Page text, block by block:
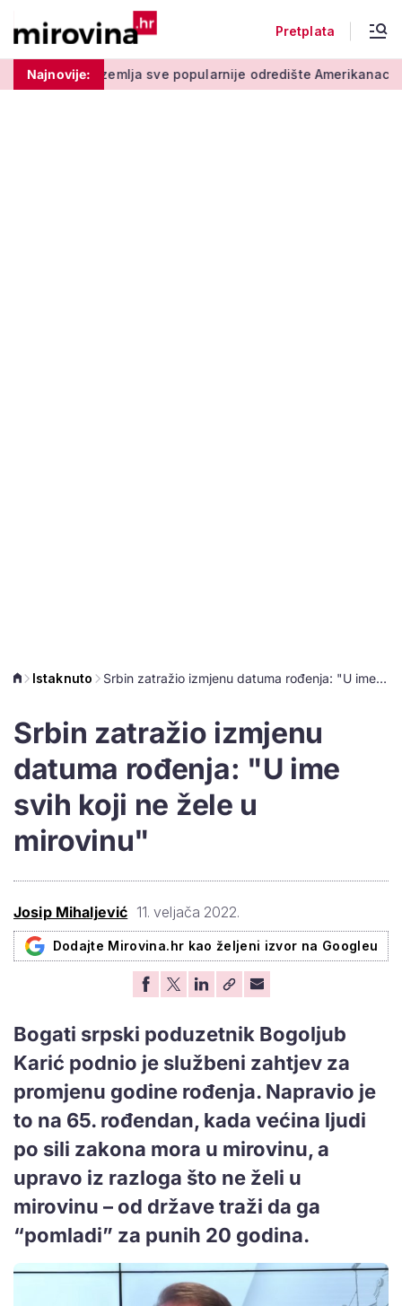
Pretplata
Najnovije:
sve popularnije odredište Amerikanaca u mirovini:
Istaknuto Srbin zatražio izmjenu datuma rođenja: "U ime svih koji ne žele u mirovinu"
Srbin zatražio izmjenu
datuma rođenja: "U ime
svih koji ne žele u
mirovinu"
Josip Mihaljević 11. veljača 2022.
Dodajte Mirovina.hr kao željeni izvor na Googleu
Bogati srpski poduzetnik Bogoljub
Karić podnio je službeni zahtjev za
promjenu godine rođenja. Napravio je
to na 65. rođendan, kada većina ljudi
po sili zakona mora u mirovinu, a
upravo iz razloga što ne želi u
mirovinu – od države traži da ga
“pomladi” za punih 20 godina.